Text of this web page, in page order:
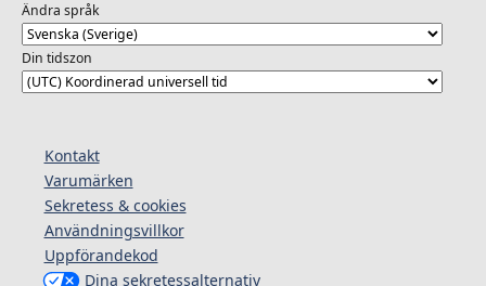
Ändra språk
Din tidszon
Kontakt
Varumärken
Sekretess & cookies
Användningsvillkor
Uppförandekod
Dina sekretessalternativ